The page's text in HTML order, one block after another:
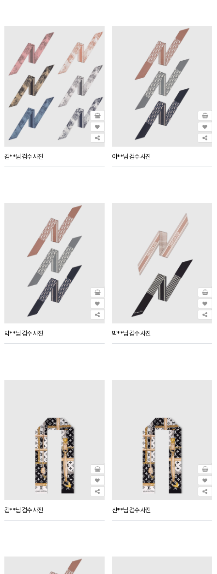
김**님 검수 사진 이**님 검수 사진
박**님 검수 사진 박**님 검수 사진
김**님 검수 사진 신**님 검수 사진